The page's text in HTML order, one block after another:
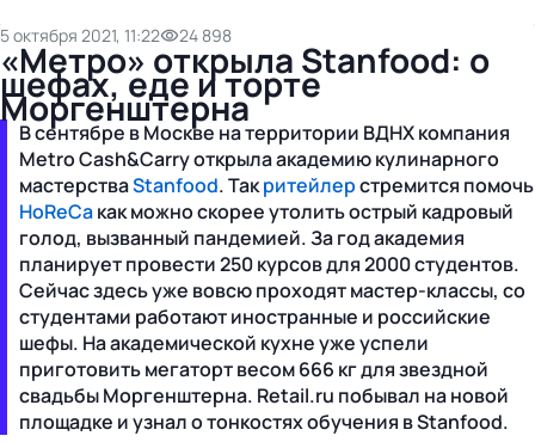
5 октября 2021, 11:22 24 898
«Метро» открыла Stanfood: о
шефах, еде и торте
Моргенштерна
В сентябре в Москве на территории ВДНХ компания
Metro Cash&Carry открыла академию кулинарного
мастерстваStanfood. Такритейлерстремится помочь
HoReCaкак можно скорее утолить острый кадровый
голод, вызванный пандемией. За год академия
планирует провести 250 курсов для 2000 студентов.
Сейчас здесь уже вовсю проходят мастер-классы, со
студентами работают иностранные и российские
шефы. На академической кухне уже успели
приготовить мегаторт весом 666 кг для звездной
свадьбы Моргенштерна. Retail.ru побывал на новой
площадке и узнал о тонкостях обучения в Stanfood.